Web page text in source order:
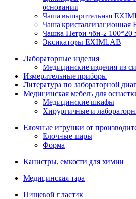
основании
Чаша выпарительная
Чаша
Чашка Петри чбн-2
Эксикаторы EXIMLAB
Лабораторные изделия
Медицинские изделия из
Измерительные приборы
Литература по лабораторной
Медицинская мебель для
Медицинские шкафы
Хирургичные и
Елочные игрушки от
Елочные шары
Форма
Канистры, емкости для химии
Медицинская тара
Пищевой пластик